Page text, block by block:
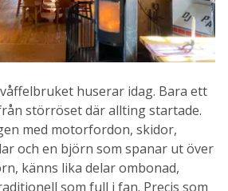
huserar idag. Bara ett
störröset där allting startade.
med motorfordon, skidor,
och en björn som spanar ut över
känns lika delar ombonad,
som full i fan. Precis som